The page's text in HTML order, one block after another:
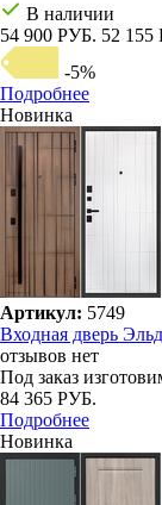
В наличии
54 900 РУБ. 52 155
-5%
Подробнее
Новинка
Артикул: 5749
Входная дверь
отзывов нет
Под заказ
84 365 РУБ.
Подробнее
Новинка